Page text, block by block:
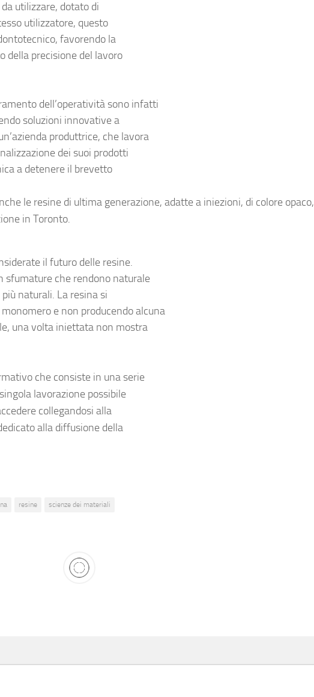
utilizzare, dotato di
utilizzatore, questo
favorendo la
della precisione del lavoro
dell’operatività sono infatti
soluzioni innovative a
produttrice, che lavora
dei suoi prodotti
a detenere il brevetto
le resine di ultima generazione, adatte a iniezioni, di colore opaco,
in Toronto.
il futuro delle resine.
sfumature che rendono naturale
naturali. La resina si
e non producendo alcuna
una volta iniettata non mostra
che consiste in una serie
lavorazione possibile
collegandosi alla
alla diffusione della
resine scienze dei materiali